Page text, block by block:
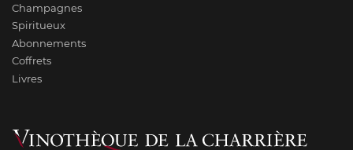
Champagnes
Spiritueux
Abonnements
Coffrets
Livres